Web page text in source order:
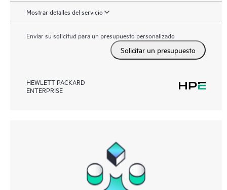
Mostrar detalles del servicio
Enviar su solicitud para un presupuesto personalizado
Solicitar un presupuesto
HEWLETT PACKARD
ENTERPRISE